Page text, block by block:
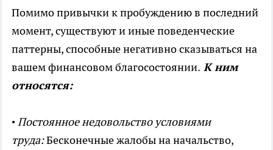
Помимо привычки к пробуждению в последний
момент, существуют и иные поведенческие
паттерны, способные негативно сказываться на
вашем финансовом благосостоянии. К ним
относятся:
•Постоянное недовольство условиями
труда:Бесконечные жалобы на начальство,